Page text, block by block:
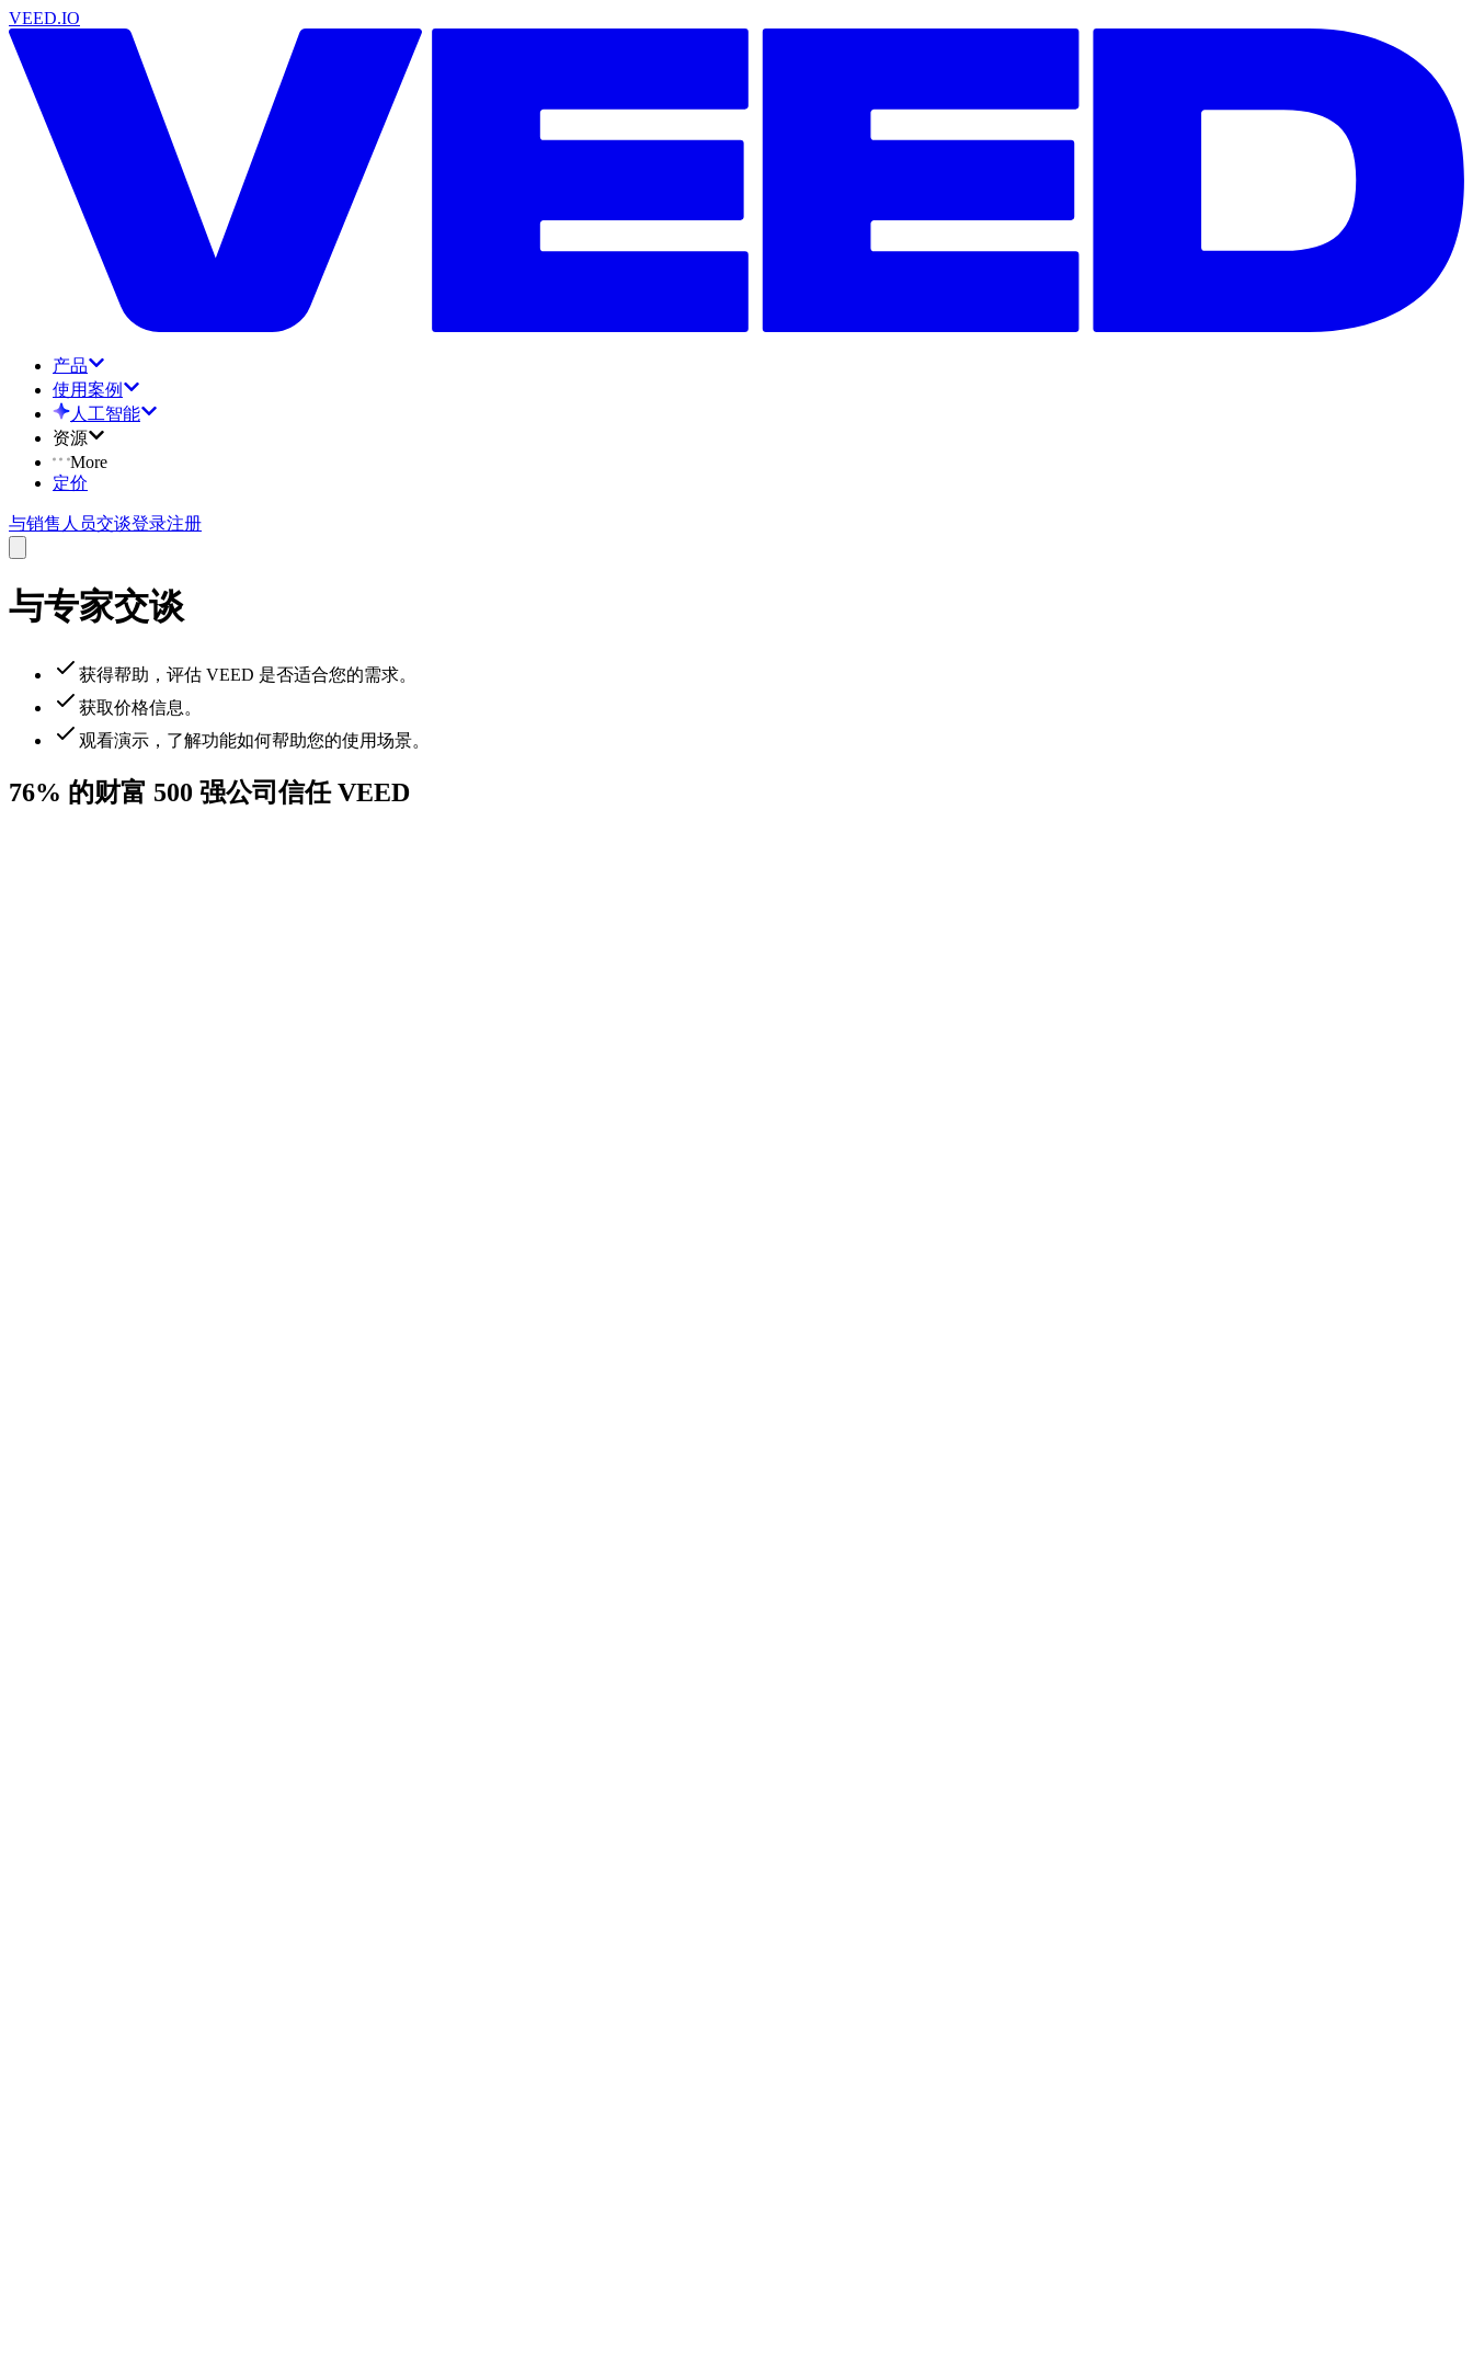
VEED.IO
产品
使用案例
人工智能
资源
More
定价
与销售人员交谈登录注册
与专家交谈
获得帮助，评估 VEED 是否适合您的需求。
获取价格信息。
观看演示，了解功能如何帮助您的使用场景。
76% 的财富 500 强公司信任 VEED